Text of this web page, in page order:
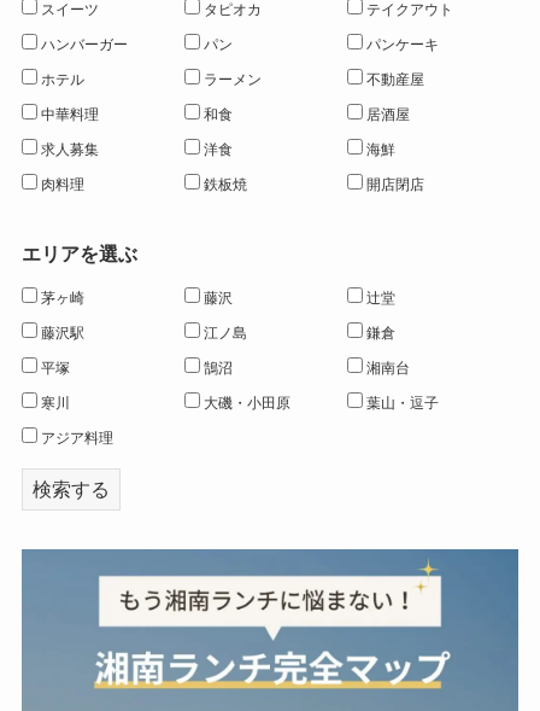
スイーツ タピオカ テイクアウト
ハンバーガー パン パンケーキ
ホテル ラーメン 不動産屋
中華料理 和食 居酒屋
求人募集 洋食 海鮮
肉料理 鉄板焼 開店閉店
エリアを選ぶ
茅ヶ崎 藤沢 辻堂
藤沢駅 江ノ島 鎌倉
平塚 鵠沼 湘南台
寒川 大磯・小田原 葉山・逗子
アジア料理